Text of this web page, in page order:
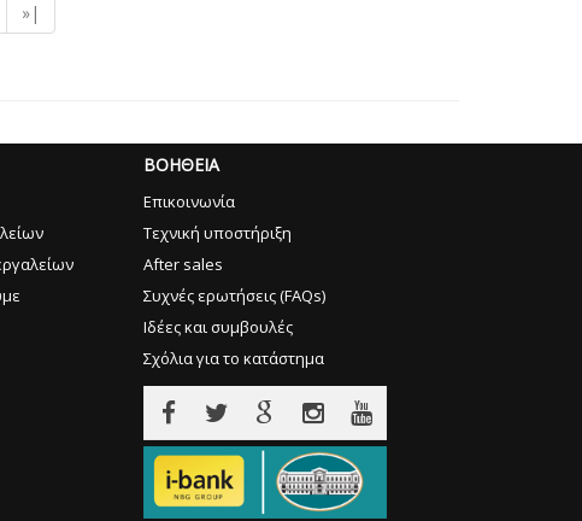
»|
ΒΟΗΘΕΙΑ
Επικοινωνία
Τεχνική υποστήριξη
After sales
Συχνές ερωτήσεις (FAQs)
Ιδέες και συμβουλές
Σχόλια για το κατάστημα